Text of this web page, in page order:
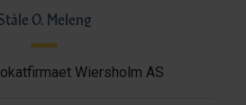
O. Meleng
Wiersholm AS